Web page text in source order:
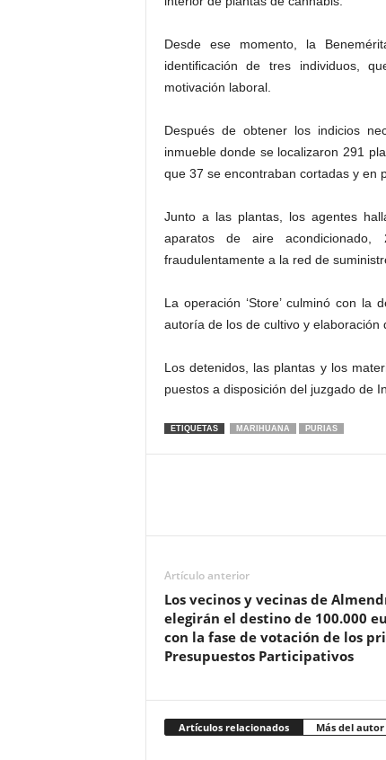
Desde ese momento, la
identificación de tres individuos,
motivación laboral.
Después de obtener los indicios
inmueble donde se localizaron 291
que 37 se encontraban cortadas y en
Junto a las plantas, los agentes
aparatos de aire
fraudulentamente a la red de
La operación ‘Store’ culminó con
autoría de los de cultivo y elaboración
Los detenidos, las plantas y los
puestos a disposición del juzgado de
ETIQUETAS MARIHUANA PURIAS
Artículo anterior
Los vecinos y vecinas de
elegirán el destino de 100.000
con la fase de votación de los
Presupuestos Participativos
Artículos relacionados Más del autor